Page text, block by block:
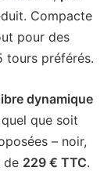
Compacte
pour des
tours préférés.
dynamique
que soit
– noir,
de 229 € TTC.